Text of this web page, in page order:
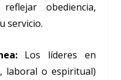
obediencia,
servicio.
Los líderes en
laboral o espiritual)